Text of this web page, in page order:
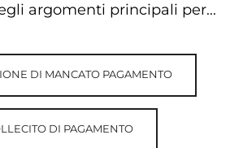
argomenti principali per...
DI MANCATO PAGAMENTO
DI PAGAMENTO